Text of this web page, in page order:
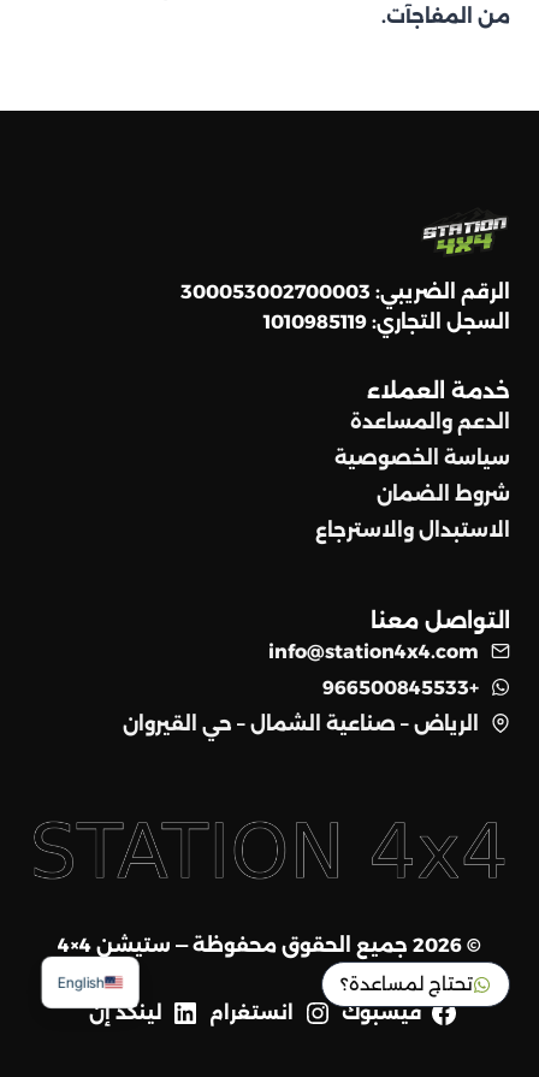
من المفاجآت.
الرقم الضريبي: 300053002700003
السجل التجاري: 1010985119
خدمة العملاء
الدعم والمساعدة
سياسة الخصوصية
شروط الضمان
الاستبدال والاسترجاع
التواصل معنا
info@station4x4.com
+966500845533
الرياض – صناعية الشمال – حي القيروان
© 2026 جميع الحقوق محفوظة — ستيشن 4×4
فيسبوك انستغرام لينكد إن
تحتاج لمساعدة؟ English